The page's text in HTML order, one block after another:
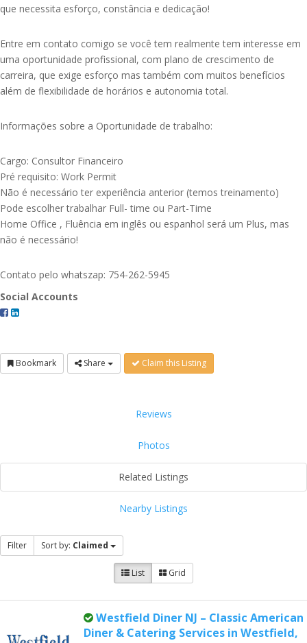
que necessita esforço, constância e dedicação!
Entre em contato comigo se você tem realmente tem interesse em
uma oportunidade profissional, com plano de crescimento de
carreira, que exige esforço mas também com muitos benefícios
além de flexibilidade de horários e autonomia total.
Informações sobre a Oportunidade de trabalho:
Cargo: Consultor Financeiro
Pré requisito: Work Permit
Não é necessário ter experiência anterior (temos treinamento)
Pode escolher trabalhar Full- time ou Part-Time
Home Office , Fluência em inglês ou espanhol será um Plus, mas
não é necessário!
Contato pelo whatszap: 754-262-5945
Social Accounts
Bookmark Share Claim this Listing
Reviews
Photos
Related Listings
Nearby Listings
Filter Sort by: Claimed
List Grid
Westfield Diner NJ – Classic American
Diner & Catering Services in Westfield,